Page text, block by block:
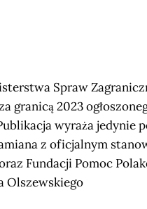
Spraw
granicą 2023
wyraża jedynie
z oficjalnym
Fundacji Pomoc
Olszewskiego